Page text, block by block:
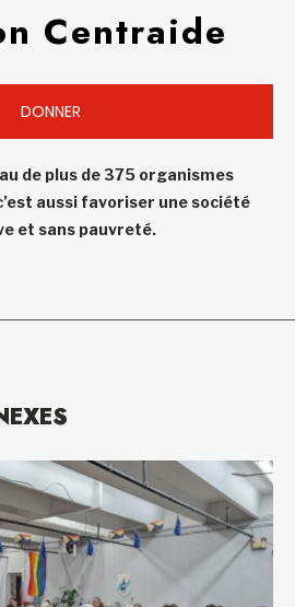
Centraide
DONNER
de plus de 375 organismes
aussi favoriser une société
et sans pauvreté.